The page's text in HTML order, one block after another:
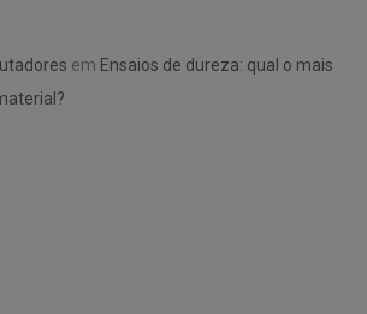
em Ensaios de dureza: qual o mais